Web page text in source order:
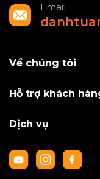
Email
Về chúng tôi
Hỗ trợ khách
Dịch vụ